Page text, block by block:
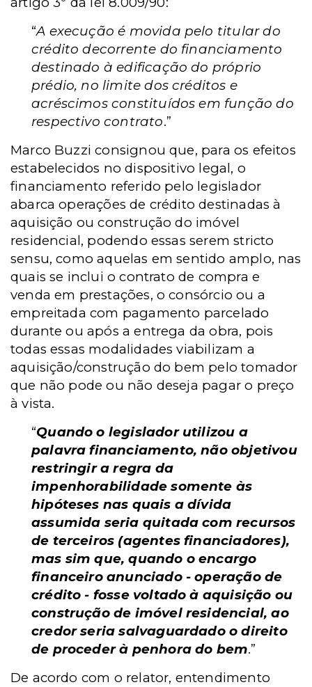
“A execução é movida pelo titular do
crédito decorrente do financiamento
destinado à edificação do próprio
prédio, no limite dos créditos e
acréscimos constituídos em função do
respectivo contrato.”
Marco Buzzi consignou que, para os efeitos
estabelecidos no dispositivo legal, o
financiamento referido pelo legislador
abarca operações de crédito destinadas à
aquisição ou construção do imóvel
residencial, podendo essas serem stricto
sensu, como aquelas em sentido amplo, nas
quais se inclui o contrato de compra e
venda em prestações, o consórcio ou a
empreitada com pagamento parcelado
durante ou após a entrega da obra, pois
todas essas modalidades viabilizam a
aquisição/construção do bem pelo tomador
que não pode ou não deseja pagar o preço
à vista.
“Quando o legislador utilizou a
palavra financiamento, não objetivou
restringir a regra da
impenhorabilidade somente às
hipóteses nas quais a dívida
assumida seria quitada com recursos
de terceiros (agentes financiadores),
mas sim que, quando o encargo
financeiro anunciado - operação de
crédito - fosse voltado à aquisição ou
construção de imóvel residencial, ao
credor seria salvaguardado o direito
de proceder à penhora do bem.”
De acordo com o relator, entendimento